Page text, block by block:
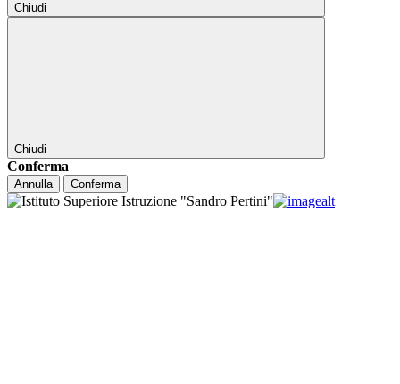
Chiudi
Chiudi
Conferma
Annulla Conferma